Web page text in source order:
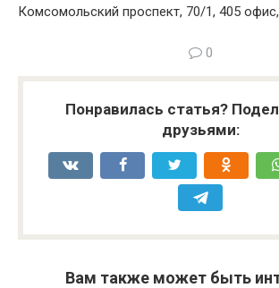
Комсомольский проспект, 70/1, 405
0
Понравилась статья?
друзьями:
Вам также может быть